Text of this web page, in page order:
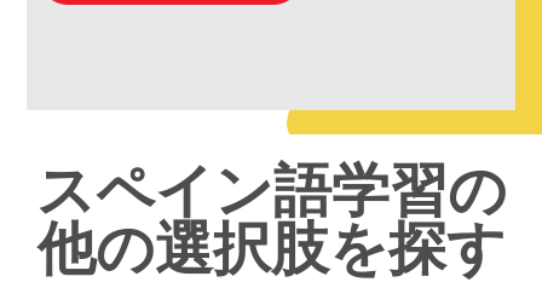
スペイン語学習の
他の選択肢を探す